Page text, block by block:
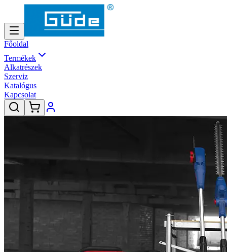
Főoldal
Termékek
Alkatrészek
Szerviz
Katalógus
Kapcsolat